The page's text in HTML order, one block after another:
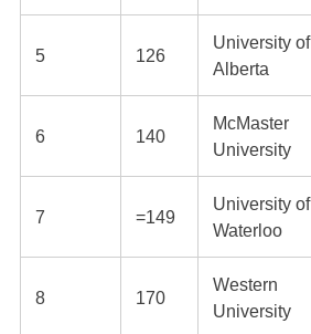
5 126
University of
Alberta
6 140
McMaster
University
7 =149
University of
Waterloo
8 170
Western
University